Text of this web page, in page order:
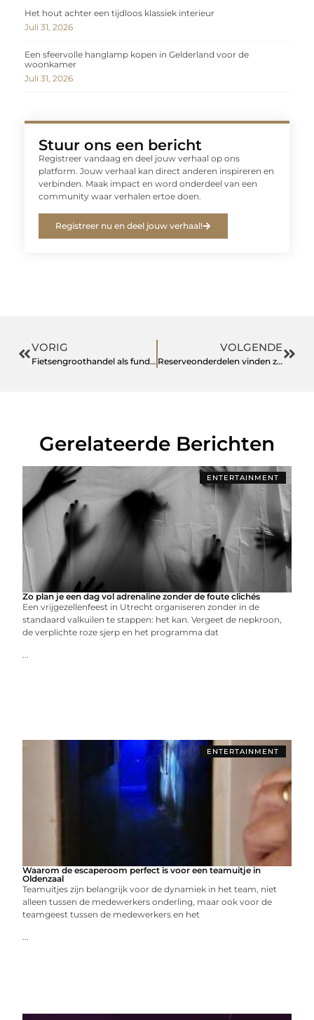
Het hout achter een tijdloos klassiek interieur
Juli 31, 2026
Een sfeervolle hanglamp kopen in Gelderland voor de
woonkamer
Juli 31, 2026
Stuur ons een bericht
Registreer vandaag en deel jouw verhaal op ons
platform. Jouw verhaal kan direct anderen inspireren en
verbinden. Maak impact en word onderdeel van een
community waar verhalen ertoe doen.
Registreer nu en deel jouw verhaal!
VORIG
Fietsengroothandel als fundament voor betrouwbare fietsonderdelen
VOLGENDE
Reserveonderdelen vinden zonder gedoe
Gerelateerde Berichten
ENTERTAINMENT
Zo plan je een dag vol adrenaline zonder de foute clichés
Een vrijgezellenfeest in Utrecht organiseren zonder in de
standaard valkuilen te stappen: het kan. Vergeet de nepkroon,
de verplichte roze sjerp en het programma dat
...
ENTERTAINMENT
Waarom de escaperoom perfect is voor een teamuitje in
Oldenzaal
Teamuitjes zijn belangrijk voor de dynamiek in het team, niet
alleen tussen de medewerkers onderling, maar ook voor de
teamgeest tussen de medewerkers en het
...